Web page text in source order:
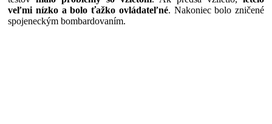
veľmi nízko a bolo ťažko ovládateľné. Nakoniec bolo zničené
spojeneckým bombardovaním.